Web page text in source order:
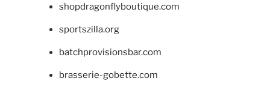
shopdragonflyboutique.com
sportszilla.org
batchprovisionsbar.com
brasserie-gobette.com